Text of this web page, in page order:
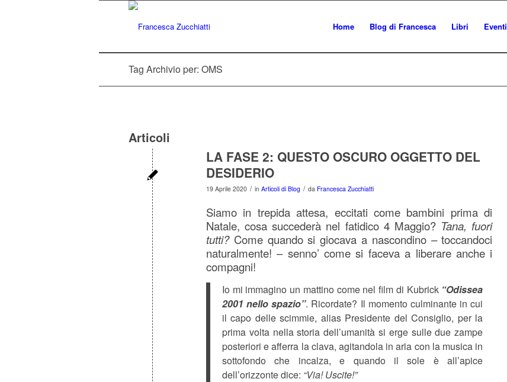
Home Blog di Francesca Libri Eventi
Tag Archivio per: OMS
Articoli
LA FASE 2: QUESTO OSCURO OGGETTO DEL
DESIDERIO
19 Aprile 2020 / in Articoli di Blog / da Francesca Zucchiatti
Siamo in trepida attesa, eccitati come bambini prima di
Natale, cosa succederà nel fatidico 4 Maggio? Tana, fuori
tutti?Come quando si giocava a nascondino – toccandoci
naturalmente! – senno’ come si faceva a liberare anche i
compagni!
Io mi immagino un mattino come nel film di Kubrick “Odissea
2001 nello spazio”. Ricordate? Il momento culminante in cui
il capo delle scimmie, alias Presidente del Consiglio, per la
prima volta nella storia dell’umanità si erge sulle due zampe
posteriori e afferra la clava, agitandola in aria con la musica in
sottofondo che incalza, e quando il sole è all’apice
dell’orizzonte dice: “Via! Uscite!”